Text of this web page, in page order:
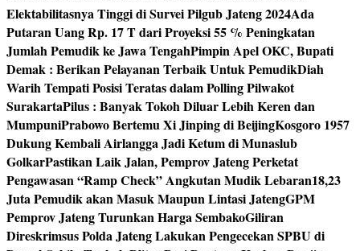
Elektabilitasnya Tinggi di Survei Pilgub Jateng 2024Ada
Putaran Uang Rp. 17 T dari Proyeksi 55 % Peningkatan
Jumlah Pemudik ke Jawa TengahPimpin Apel OKC, Bupati
Demak : Berikan Pelayanan Terbaik Untuk PemudikDiah
Warih Tempati Posisi Teratas dalam Polling Pilwakot
SurakartaPilus : Banyak Tokoh Diluar Lebih Keren dan
MumpuniPrabowo Bertemu Xi Jinping di BeijingKosgoro 1957
Dukung Kembali Airlangga Jadi Ketum di Munaslub
GolkarPastikan Laik Jalan, Pemprov Jateng Perketat
Pengawasan “Ramp Check” Angkutan Mudik Lebaran18,23
Juta Pemudik akan Masuk Maupun Lintasi JatengGPM
Pemprov Jateng Turunkan Harga SembakoGiliran
Direskrimsus Polda Jateng Lakukan Pengecekan SPBU di